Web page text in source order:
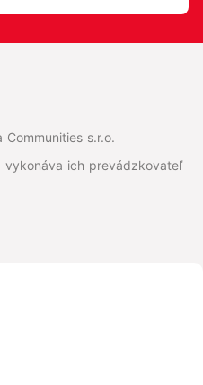
s.r.o.
vykonáva ich prevádzkovateľ